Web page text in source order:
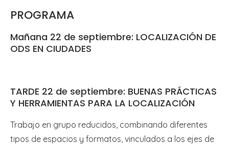
PROGRAMA
Mañana 22 de septiembre: LOCALIZACIÓN DE
ODS EN CIUDADES
TARDE 22 de septiembre: BUENAS PRÁCTICAS
Y HERRAMIENTAS PARA LA LOCALIZACIÓN
Trabajo en grupo reducidos, combinando diferentes
tipos de espacios y formatos, vinculados a los ejes de